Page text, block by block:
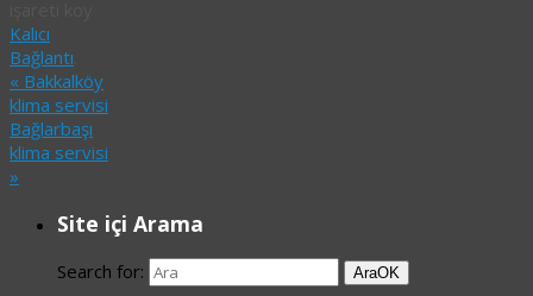
Kalıcı
Bağlantı
« Bakkalköy
klima servisi
Bağlarbaşı
klima servisi
»
Site içi Arama
Search for: AraOK